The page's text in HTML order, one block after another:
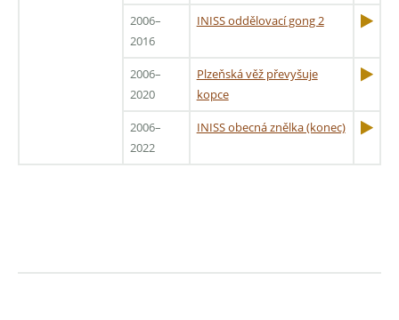
2006–
2016
INISS oddělovací gong 2
2006–
2020
Plzeňská věž převyšuje
kopce
2006–
2022
INISS obecná znělka (konec)